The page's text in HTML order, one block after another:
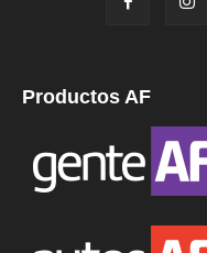
Productos AF